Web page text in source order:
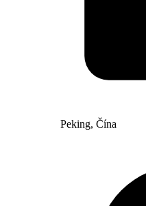
Peking, Čína